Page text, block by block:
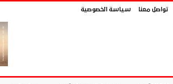
تواصل معنا سياسة الخصوصية